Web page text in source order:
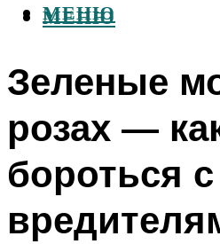
МЕНЮ
МЕНЮ
Зеленые
розах —
бороться с